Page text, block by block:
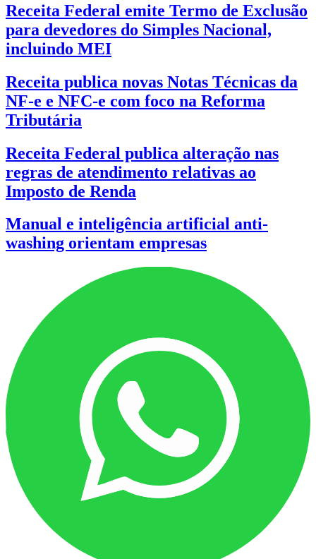
Receita Federal emite Termo de Exclusão
para devedores do Simples Nacional,
incluindo MEI
Receita publica novas Notas Técnicas da
NF-e e NFC-e com foco na Reforma
Tributária
Receita Federal publica alteração nas
regras de atendimento relativas ao
Imposto de Renda
Manual e inteligência artificial anti-
washing orientam empresas